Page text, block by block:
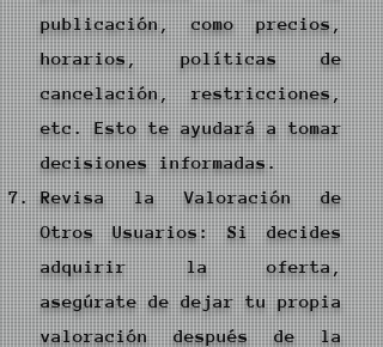
publicación, como precios,
horarios, políticas de
cancelación, restricciones,
etc. Esto te ayudará a tomar
decisiones informadas.
Revisa la Valoración de
Otros Usuarios: Si decides
adquirir la oferta,
asegúrate de dejar tu propia
valoración después de la